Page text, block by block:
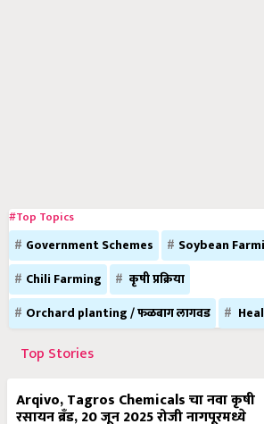
#Top Topics
Government Schemes Soybean
Chili Farming
कृषी प्रक्रिया
Orchard planting / फळबाग लागवड
Top Stories
Arqivo, Tagros Chemicals चा नवा कृषी
रसायन ब्रँड, 20 जून 2025 रोजी नागपूरमध्ये